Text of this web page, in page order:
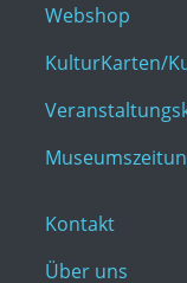
Webshop
KulturKarten/
Kontakt
Über uns